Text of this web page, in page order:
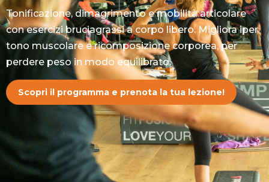
Tonificazione, dimagrimento e mobilità articolare
con esercizi bruciagrassi a corpo libero. Migliora iper
tono muscolare e ricomposizione corporea, per
perdere peso in modo equilibrato.
Scopri il programma e prenota la tua lezione!